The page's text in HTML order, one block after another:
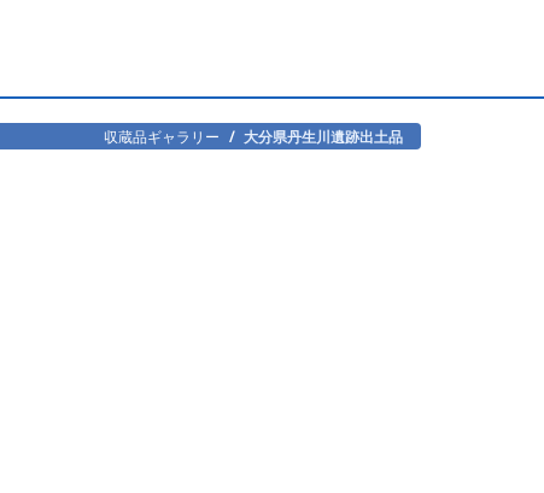
収蔵品ギャラリー 大分県丹生川遺跡出土品